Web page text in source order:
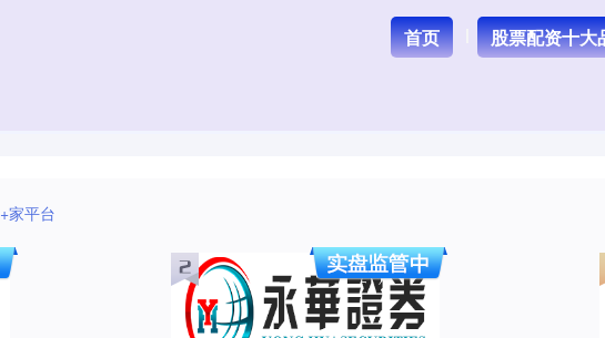
首页 股票配资十大
+家平台